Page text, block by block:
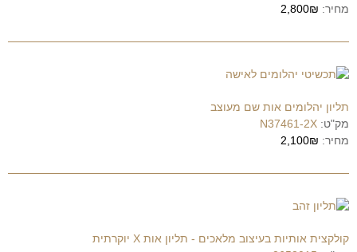
מחיר: 2,800₪
תליון יהלומים אות שם מעוצב
מק"ט: N37461-2X
מחיר: 2,100₪
קולקצית אותיות בעיצוב מלאכים - תליון אות X יוקרתית